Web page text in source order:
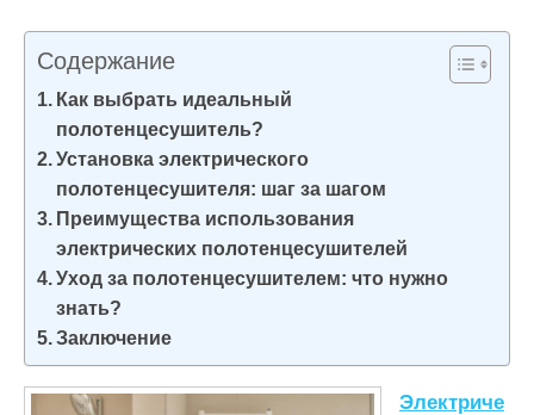
Содержание
Как выбрать идеальный
полотенцесушитель?
Установка электрического
полотенцесушителя: шаг за шагом
Преимущества использования
электрических полотенцесушителей
Уход за полотенцесушителем: что нужно
знать?
Заключение
Электриче